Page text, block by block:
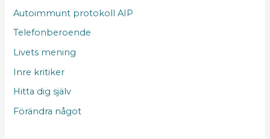
Autoimmunt protokoll AIP
Telefonberoende
Livets mening
Inre kritiker
Hitta dig själv
Förändra något